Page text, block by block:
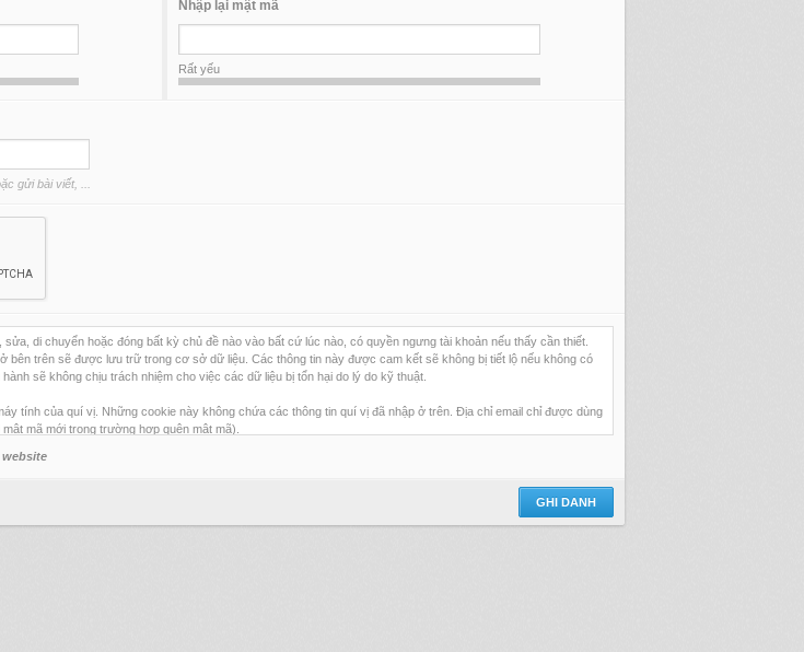
Nhập lại mật mã
Rất yếu
gửi bài viết, ...
di chuyển hoặc đóng bất kỳ chủ đề nào vào bất cứ lúc nào, có quyền ngưng tài khoản nếu thấy cần thiết.
bên trên sẽ được lưu trữ trong cơ sở dữ liệu. Các thông tin này được cam kết sẽ không bị tiết lộ nếu không có
sẽ không chịu trách nhiệm cho việc các dữ liệu bị tổn hại do lý do kỹ thuật.
tính của quí vị. Những cookie này không chứa các thông tin quí vị đã nhập ở trên. Địa chỉ email chỉ được dùng
mã mới trong trường hợp quên mật mã).
danh và/hoặc đăng bài tự động nào trên trang web này. Nếu vi phạm, chúng tôi sẽ có quyền tự do truy vấn
website